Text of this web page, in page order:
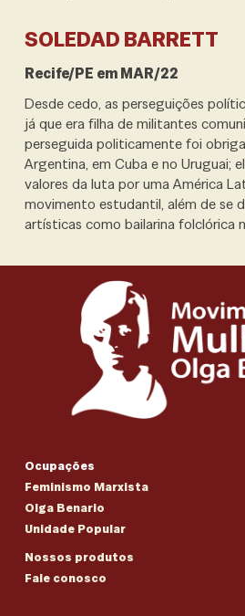
SOLEDAD BARRETT
Recife/PE em MAR/22
Desde cedo, as perseguições
já que era filha de militantes
perseguida politicamente foi
Argentina, em Cuba e no Uruguai;
valores da luta por uma América
movimento estudantil, além de se
artísticas como bailarina folclórica
Ocupações
Feminismo Marxista
Olga Benario
Unidade Popular
Nossos produtos
Fale conosco